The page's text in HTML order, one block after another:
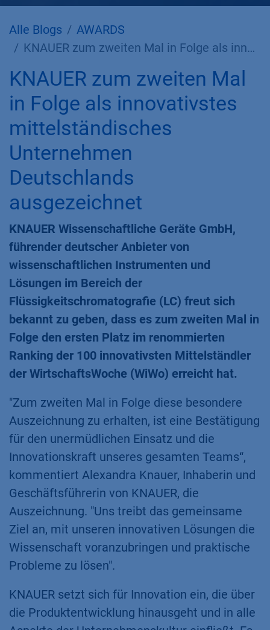
Alle Blogs
AWARDS
KNAUER zum zweiten Mal in Folge als innovativstes mittelständisches Unternehmen Deutschlands ausgezeichnet
KNAUER zum zweiten Mal
in Folge als innovativstes
mittelständisches
Unternehmen
Deutschlands
ausgezeichnet
KNAUER Wissenschaftliche Geräte GmbH,
führender deutscher Anbieter von
wissenschaftlichen Instrumenten und
Lösungen im Bereich der
Flüssigkeitschromatografie (LC) freut sich
bekannt zu geben, dass es zum zweiten Mal in
Folge den ersten Platz im renommierten
Ranking der 100 innovativsten Mittelständler
der WirtschaftsWoche (WiWo) erreicht hat.
"Zum zweiten Mal in Folge diese besondere
Auszeichnung zu erhalten, ist eine Bestätigung
für den unermüdlichen Einsatz und die
Innovationskraft unseres gesamten Teams“,
kommentiert Alexandra Knauer, Inhaberin und
Geschäftsführerin von KNAUER, die
Auszeichnung. "Uns treibt das gemeinsame
Ziel an, mit unseren innovativen Lösungen die
Wissenschaft voranzubringen und praktische
Probleme zu lösen".​
KNAUER setzt sich für Innovation ein, die über
die Produktentwicklung hinausgeht und in alle